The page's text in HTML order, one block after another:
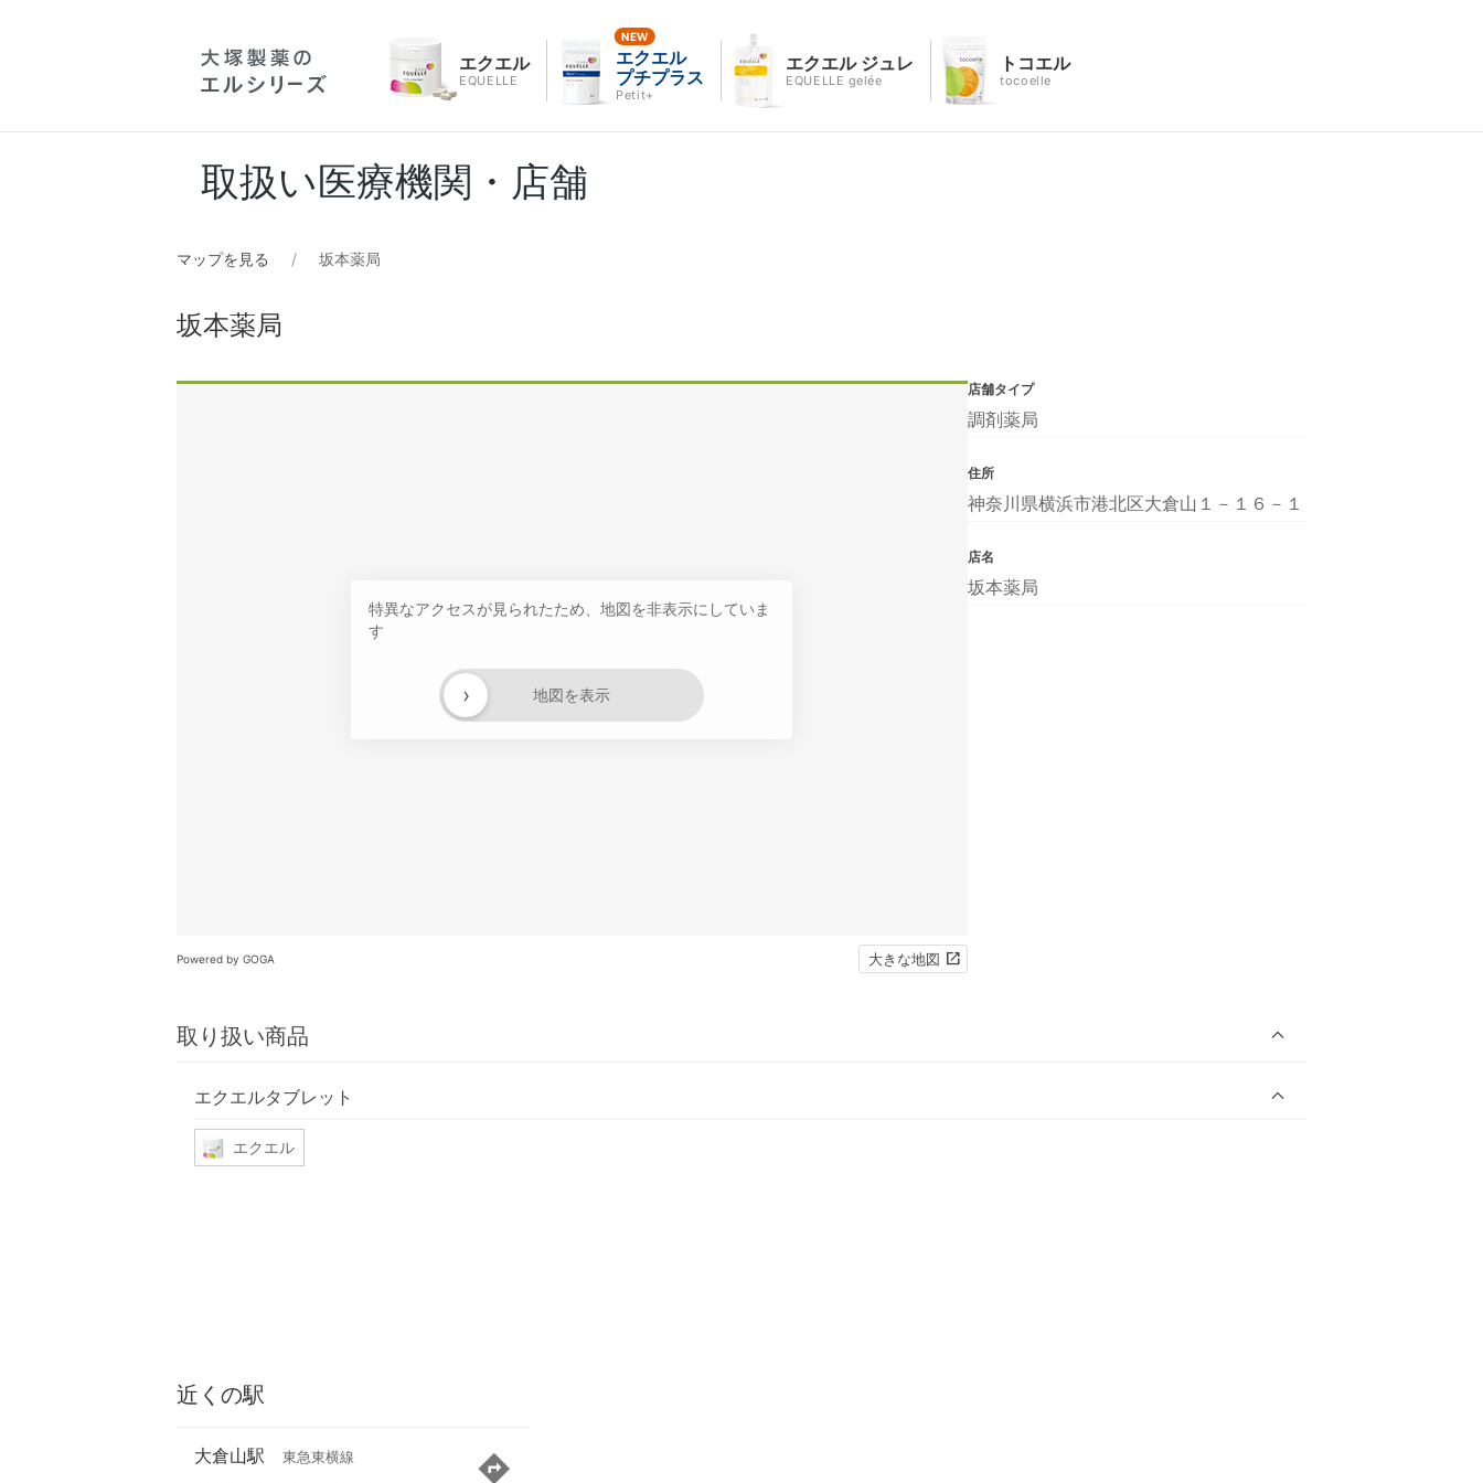
エクエル
EQUELLE
エクエル
プチプラス
Petit+
エクエル ジュレ
EQUELLE gelée
トコエル
tocoelle
取扱い医療機関・店舗
マップを見る 坂本薬局
坂本薬局
特異なアクセスが見られたため、地図を非表示にしていま
す
地図を表示
›
Powered by GOGA 大きな地図
取り扱い商品
エクエルタブレット
エクエル
店舗タイプ
調剤薬局
住所
神奈川県横浜市港北区大倉山１－１６－１
店名
坂本薬局
近くの駅
大倉山駅 東急東横線